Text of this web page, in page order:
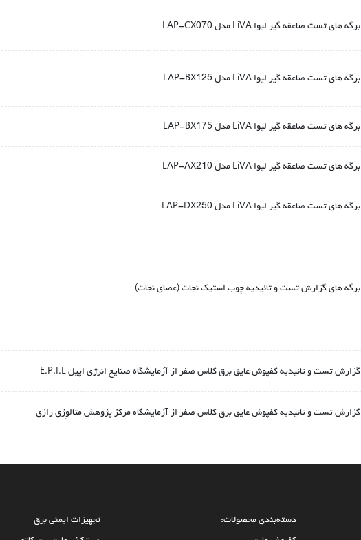
برگه های تست صاعقه گیر لیوا LiVA مدل LAP-CX070
برگه های تست صاعقه گیر لیوا LiVA مدل LAP-BX125
برگه های تست صاعقه گیر لیوا LiVA مدل LAP-BX175
برگه های تست صاعقه گیر لیوا LiVA مدل LAP-AX210
برگه های تست صاعقه گیر لیوا LiVA مدل LAP-DX250
برگه های گزارش تست و تائیدیه چوب استیک نجات (عصای نجات)
گزارش تست و تائیدیه کفپوش عایق برق کلاس صفر از آزمایشگاه صنایع انرژی اپیل E.P.I.L
گزارش تست و تائیدیه کفپوش عایق برق کلاس صفر از آزمایشگاه مرکز پژوهش متالوِژی رازی
دسته‌بندی محصولات:
تجهیزات ایمنی برق